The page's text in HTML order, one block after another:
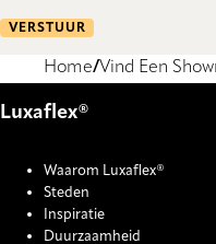
VERSTUUR
Home Vind Een
Luxaflex®
Waarom Luxaflex®
Steden
Inspiratie
Duurzaamheid